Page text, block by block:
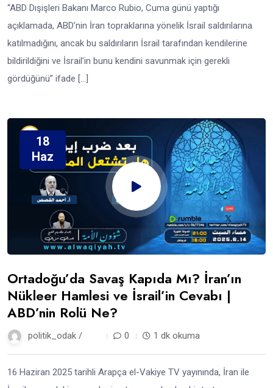
“ABD Dışişleri Bakanı Marco Rubio, Cuma günü yaptığı
açıklamada, ABD’nin İran topraklarına yönelik İsrail saldırılarına
katılmadığını, ancak bu saldırıların İsrail tarafından kendilerine
bildirildiğini ve İsrail’in bunu kendini savunmak için gerekli
gördüğünü” ifade […]
18
Haz
Ortadoğu’da Savaş Kapıda Mı? İran’ın
Nükleer Hamlesi ve İsrail’in Cevabı |
ABD’nin Rolü Ne?
politik_odak / 0 1 dk okuma
16 Haziran 2025 tarihli Arapça el-Vakiye TV yayınında, İran ile